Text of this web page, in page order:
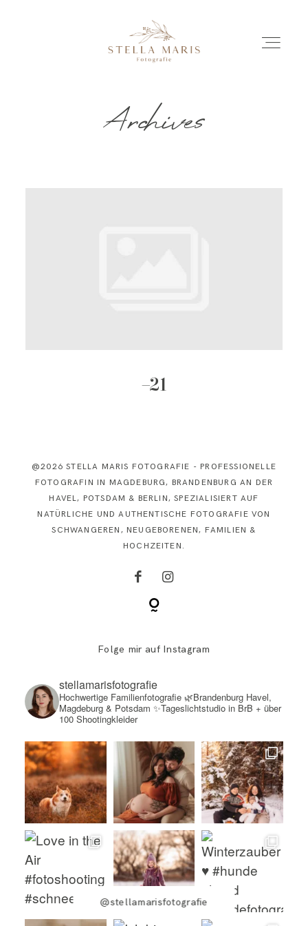
EINBLICKE
Archives
–21
@2026 STELLA MARIS FOTOGRAFIE - PROFESSIONELLE
FOTOGRAFIN IN MAGDEBURG, BRANDENBURG AN DER
HAVEL, POTSDAM & BERLIN, SPEZIALISIERT AUF
NATÜRLICHE UND AUTHENTISCHE FOTOGRAFIE VON
SCHWANGEREN, NEUGEBORENEN, FAMILIEN &
HOCHZEITEN.
Folge mir auf Instagram
@stellamarisfotografie
stellamarisfotografie
Hochwertige Familienfotografie🌿Brandenburg Havel,
Magdeburg & Potsdam ✨Tageslichtstudio in BrB + über
100 Shootingkleider